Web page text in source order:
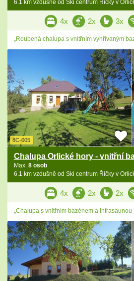
6.1 km vzdušně od Ski centrum Říčky v
4x 2x 3x
„Roubená chalupa s vnitřním vyhřívaným
8C-005
Chalupa Orlické hory - vnitřní
Max. 8 osob
6.1 km vzdušně od Ski centrum Říčky v
4x 2x 2x
„Chalupa s vnitřním bazénem a infrasaunou